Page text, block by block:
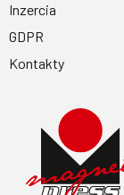
Inzercia
GDPR
Kontakty